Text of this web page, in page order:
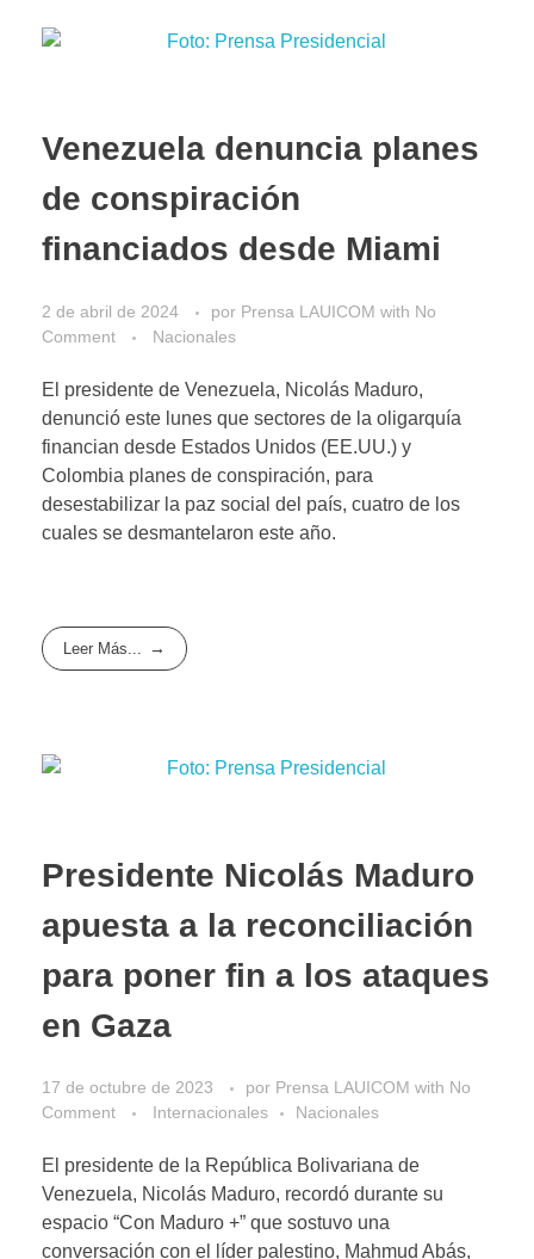
Venezuela denuncia planes
de conspiración
financiados desde Miami
2 de abril de 2024 por Prensa LAUICOM with No
Comment
Nacionales
El presidente de Venezuela, Nicolás Maduro,
denunció este lunes que sectores de la oligarquía
financian desde Estados Unidos (EE.UU.) y
Colombia planes de conspiración, para
desestabilizar la paz social del país, cuatro de los
cuales se desmantelaron este año.
Leer Más...
Presidente Nicolás Maduro
apuesta a la reconciliación
para poner fin a los ataques
en Gaza
17 de octubre de 2023 por Prensa LAUICOM with No
Comment
Internacionales Nacionales
El presidente de la República Bolivariana de
Venezuela, Nicolás Maduro, recordó durante su
espacio “Con Maduro +” que sostuvo una
conversación con el líder palestino, Mahmud Abás,